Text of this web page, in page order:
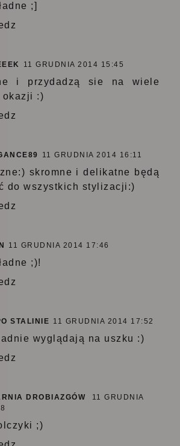
;]
11 GRUDNIA 2014 15:45
i przydadzą sie na wiele
okazji :)
11 GRUDNIA 2014 16:11
skromne i delikatne będą
do wszystkich stylizacji:)
11 GRUDNIA 2014 17:46
;)!
STALINIE 11 GRUDNIA 2014 17:52
wyglądają na uszku :)
DROBIAZGÓW
11 GRUDNIA
;)